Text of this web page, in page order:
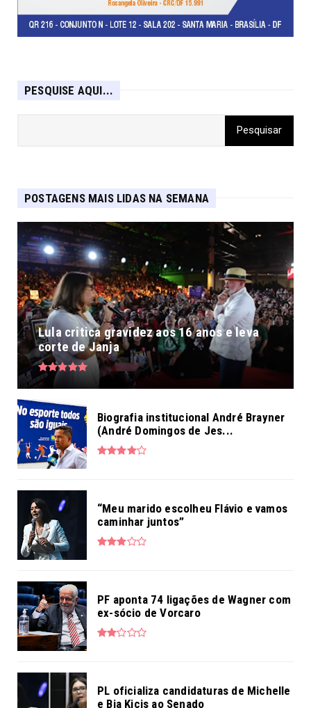
PESQUISE AQUI...
POSTAGENS MAIS LIDAS NA SEMANA
Lula critica gravidez aos 16 anos e leva
corte de Janja
Biografia institucional André Brayner
(André Domingos de Jes...
“Meu marido escolheu Flávio e vamos
caminhar juntos”
PF aponta 74 ligações de Wagner com
ex-sócio de Vorcaro
PL oficializa candidaturas de Michelle
e Bia Kicis ao Senado